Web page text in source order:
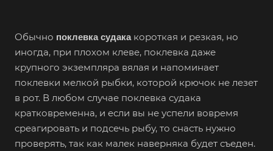
Обычно поклевка судакакороткая и резкая, но
иногда, при плохом клеве, поклевка даже
крупного экземпляра вялая и напоминает
поклевки мелкой рыбки, которой крючок не лезет
в рот. В любом случае поклевка судака
кратковременна, и если вы не успели вовремя
среагировать и подсечь рыбу, то снасть нужно
проверять, так как малек наверняка будет съеден.